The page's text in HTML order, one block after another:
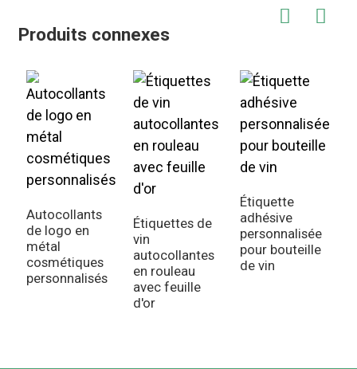
Produits connexes
Autocollants
de logo en
métal
cosmétiques
personnalisés
Étiquettes de
vin
autocollantes
en rouleau
avec feuille
d'or
Étiquette
adhésive
personnalisée
pour bouteille
de vin